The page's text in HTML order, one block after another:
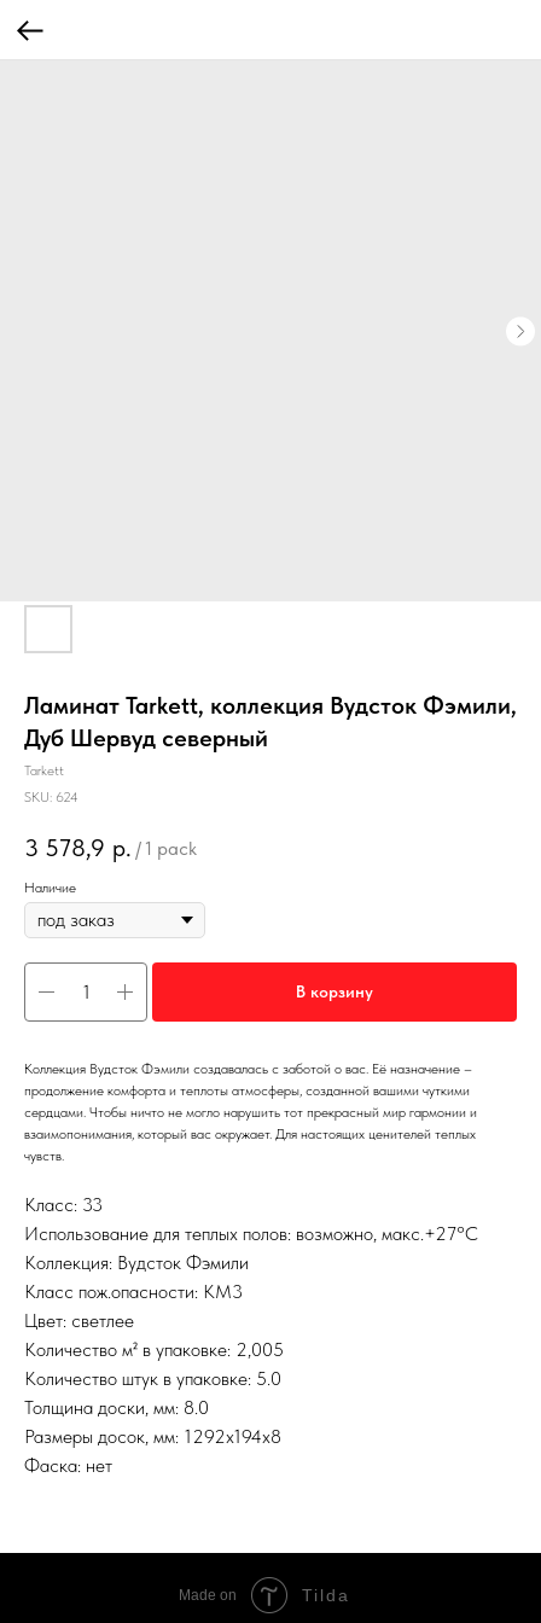
Ламинат Tarkett, коллекция Вудсток Фэмили,
Дуб Шервуд северный
Tarkett
SKU: 624
3 578,9 р. / 1 pack
Наличие
В корзину
Коллекция Вудсток Фэмили создавалась с заботой о вас. Её назначение –
продолжение комфорта и теплоты атмосферы, созданной вашими чуткими
сердцами. Чтобы ничто не могло нарушить тот прекрасный мир гармонии и
взаимопонимания, который вас окружает. Для настоящих ценителей теплых
чувств.
Класс: 33
Использование для теплых полов: возможно, макс.+27°С
Коллекция: Вудсток Фэмили
Класс пож.опасности: КМ3
Цвет: светлее
Количество м² в упаковке: 2,005
Количество штук в упаковке: 5.0
Толщина доски, мм: 8.0
Размеры досок, мм: 1292х194х8
Фаска: нет
Made on Tilda